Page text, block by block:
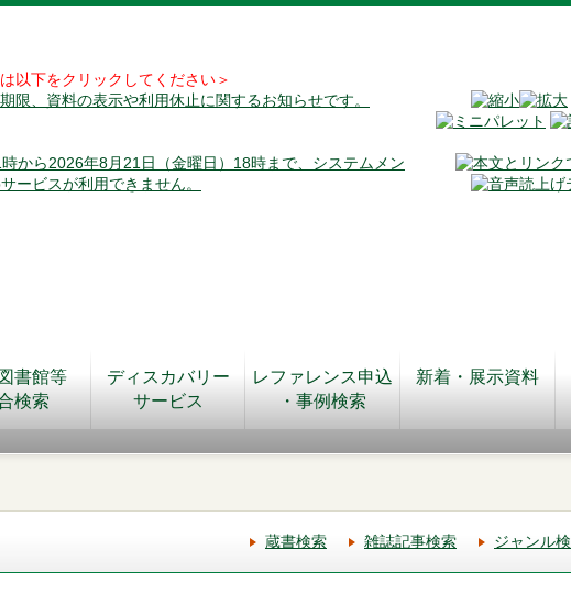
以下をクリックしてください＞
限、資料の表示や利用休止に関するお知らせです。
から2026年8月21日（金曜日）18時まで、システムメン
ービスが利用できません。
書館等
検索
ディスカバリー
サービス
レファレンス申込
・事例検索
新着・展示資料
蔵書検索 雑誌記事検索 ジャンル